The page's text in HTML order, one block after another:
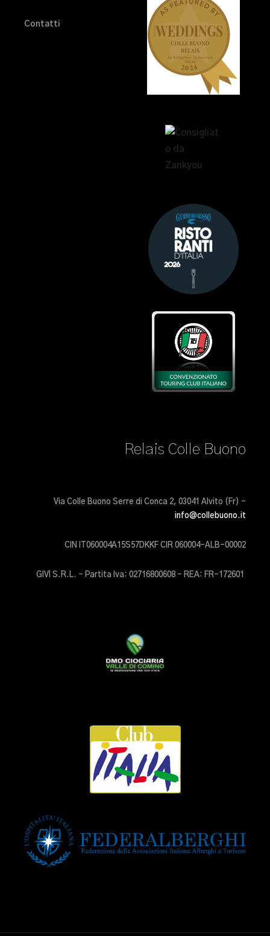
Contatti
Relais Colle Buono
Via Colle Buono Serre di Conca 2, 03041 Alvito (Fr) –
info@collebuono.it
CIN IT060004A15S57DKKF CIR 060004-ALB-00002
GIVI S.R.L. – Partita Iva: 02716800608 – REA: FR-172601